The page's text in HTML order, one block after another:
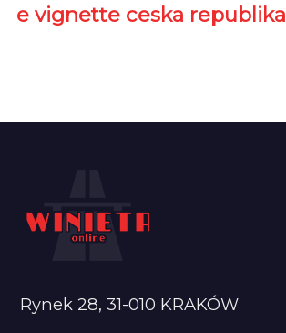
e vignette ceska republika
Rynek 28, 31-010 KRAKÓW